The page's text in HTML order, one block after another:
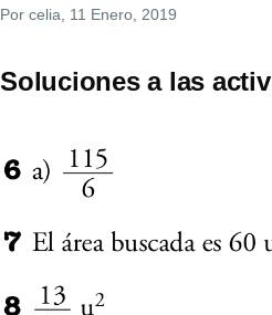
Por celia, 11 Enero, 2019
Soluciones a las